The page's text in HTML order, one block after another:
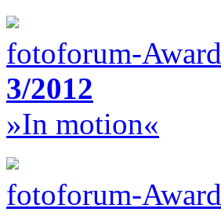
fotoforum-Award
3/2012
»In motion«
fotoforum-Award